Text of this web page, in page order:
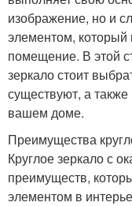
изображение, но и
элементом,
помещение. В этой
зеркало стоит
существуют, а также
вашем доме.
Преимущества
Круглое зеркало с
преимуществ,
элементом в